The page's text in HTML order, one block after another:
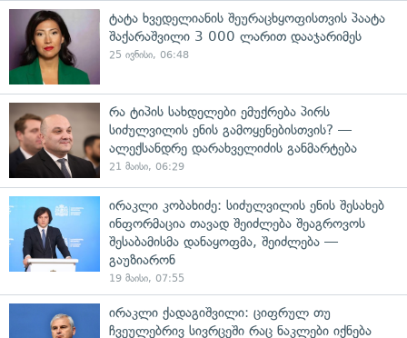
ტატა ხვედელიანის შეურაცხყოფისთვის პაატა
შაქარაშვილი 3 000 ლარით დააჯარიმეს
25 ივნისი, 06:48
რა ტიპის სახდელები ემუქრება პირს
სიძულვილის ენის გამოყენებისთვის? —
ალექსანდრე დარახველიძის განმარტება
21 მაისი, 06:29
ირაკლი კობახიძე: სიძულვილის ენის შესახებ
ინფორმაცია თავად შეიძლება შეაგროვოს
შესაბამისმა დანაყოფმა, შეიძლება —
გაუზიარონ
19 მაისი, 07:55
ირაკლი ქადაგიშვილი: ციფრულ თუ
ჩვეულებრივ სივრცეში რაც ნაკლები იქნება